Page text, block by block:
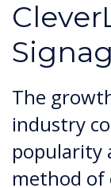
The
industry
popularity
method of